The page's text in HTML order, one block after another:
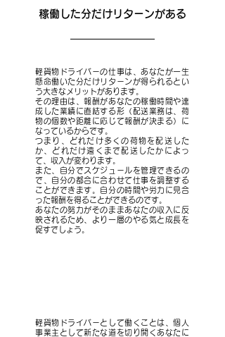
稼働した分だけリターンがある
軽貨物ドライバーの仕事は、あなたが一生
懸命働いた分だけリターンが得られるとい
う大きなメリットがあります。
その理由は、報酬があなたの稼働時間や達
成した業績に直結する形（配送業務は、荷
物の個数や距離に応じて報酬が決まる）に
なっているからです。
つまり、どれだけ多くの荷物を配送した
か、どれだけ遠くまで配送したかによっ
て、収入が変わります。
また、自分でスケジュールを管理できるの
で、自分の都合に合わせて仕事を調整する
ことができます。自分の時間や労力に見合
った報酬を得ることができるのです。
あなたの努力がそのままあなたの収入に反
映されるため、より一層のやる気と成長を
促すでしょう。
軽貨物ドライバーとして働くことは、個人
事業主として新たな道を切り開くあなたに